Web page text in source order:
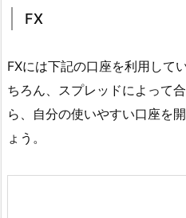
FX
FXには下記の口座を利用して
ちろん、スプレッドによって
ら、自分の使いやすい口座を
ょう。